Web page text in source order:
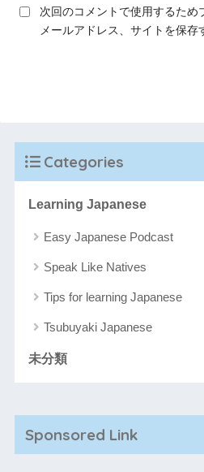
次回のコメントで使用するため
メールアドレス、サイトを保存
Categories
Learning Japanese
Easy Japanese Podcast
Speak Like Natives
Tips for learning Japanese
Tsubuyaki Japanese
未分類
Sponsored Link